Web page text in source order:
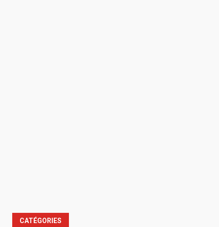
CATÉGORIES